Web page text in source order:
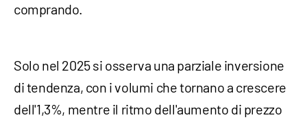
comprando.
Solo nel 2025 si osserva una parziale inversione
di tendenza, con i volumi che tornano a crescere
dell'1,3%, mentre il ritmo dell'aumento di prezzo